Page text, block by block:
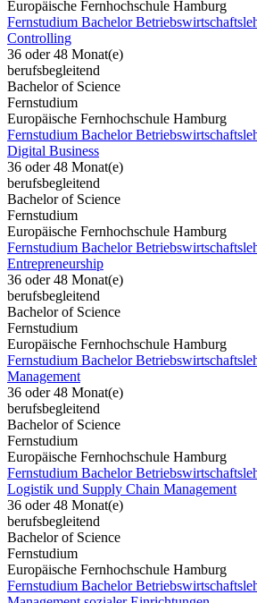
Europäische Fernhochschule Hamburg
Fernstudium Bachelor
Controlling
36 oder 48 Monat(e)
berufsbegleitend
Bachelor of Science
Fernstudium
Europäische Fernhochschule Hamburg
Fernstudium Bachelor
Digital Business
36 oder 48 Monat(e)
berufsbegleitend
Bachelor of Science
Fernstudium
Europäische Fernhochschule Hamburg
Fernstudium Bachelor
Entrepreneurship
36 oder 48 Monat(e)
berufsbegleitend
Bachelor of Science
Fernstudium
Europäische Fernhochschule Hamburg
Fernstudium Bachelor
Management
36 oder 48 Monat(e)
berufsbegleitend
Bachelor of Science
Fernstudium
Europäische Fernhochschule Hamburg
Fernstudium Bachelor
Logistik und Supply Chain Management
36 oder 48 Monat(e)
berufsbegleitend
Bachelor of Science
Fernstudium
Europäische Fernhochschule Hamburg
Fernstudium Bachelor